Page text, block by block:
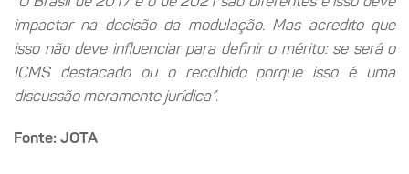
impactar na decisão da modulação. Mas acredito que
isso não deve influenciar para definir o mérito: se será o
ICMS destacado ou o recolhido porque isso é uma
discussão meramente jurídica”.
Fonte: JOTA